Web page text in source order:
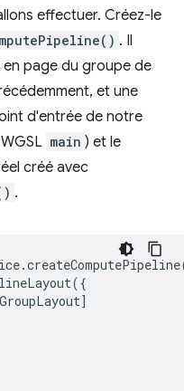
effectuer. Créez-le
. Il
page du groupe de
et une
d'entrée de notre
main ) et le
créé avec
.
.createComputePipeline
({
]